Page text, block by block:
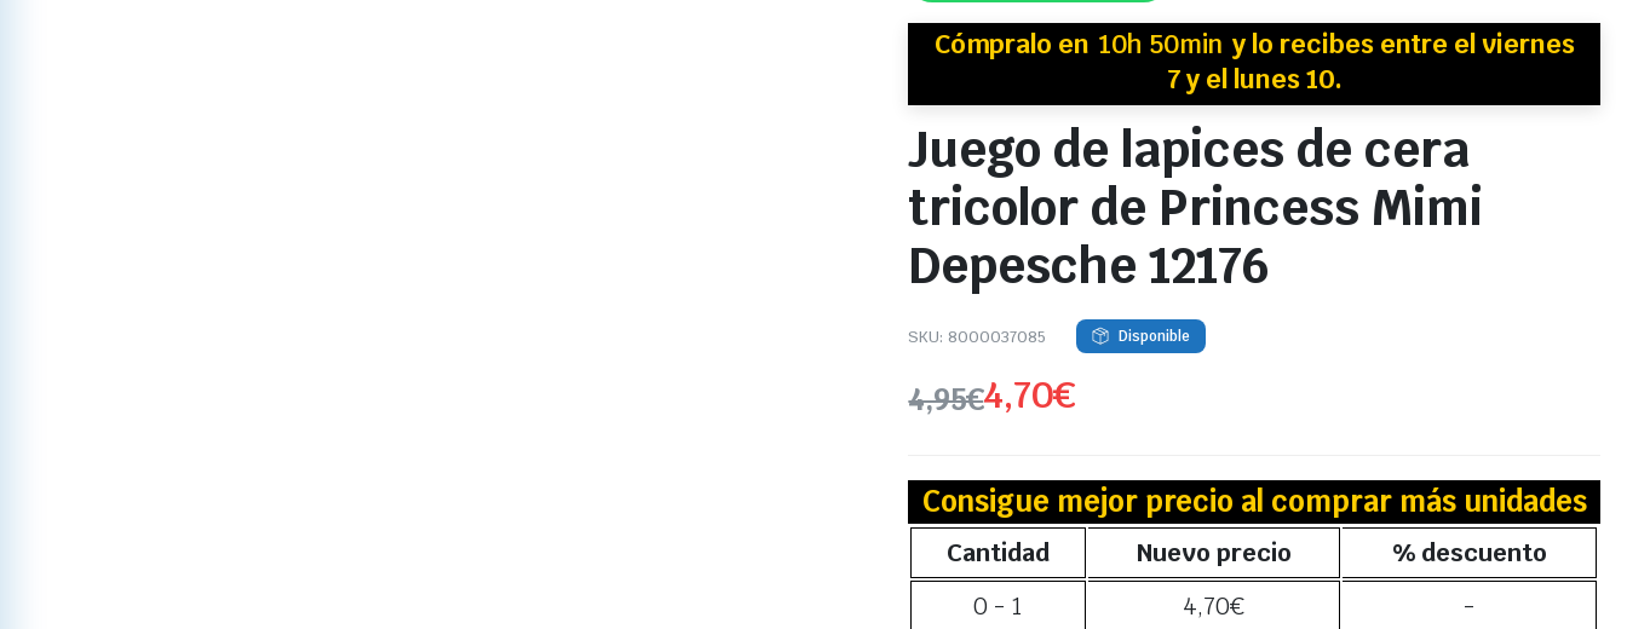
Cómpralo en 10h 50min y lo recibesentre el viernes
7 y el lunes 10.
Juego de lapices de cera
tricolor de Princess Mimi
Depesche 12176
SKU: 8000037085 Disponible
4,95€4,70€
Consigue mejor precio al comprar más unidades
Cantidad Nuevo precio
% descuento
0 - 1
4,70€
-